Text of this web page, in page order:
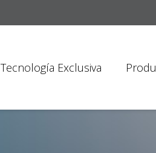
Tecnología Exclusiva